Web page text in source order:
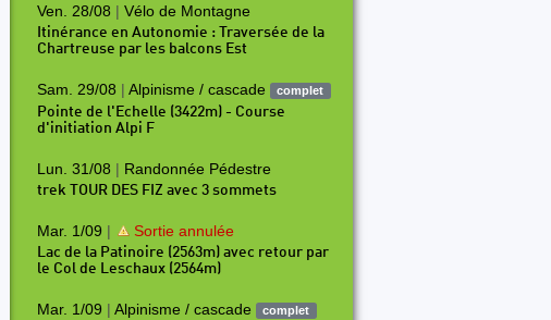
P254 P255 P256 P257 P258
Ven. 28/08 | Vélo de Montagne
Itinérance en Autonomie : Traversée de la
Chartreuse par les balcons Est
Sam. 29/08 | Alpinisme / cascade complet
Pointe de l'Echelle (3422m) - Course
d'initiation Alpi F
Lun. 31/08 | Randonnée Pédestre
trek TOUR DES FIZ avec 3 sommets
Mar. 1/09 | Sortie annulée
Lac de la Patinoire (2563m) avec retour par
le Col de Leschaux (2564m)
Mar. 1/09 | Alpinisme / cascade complet